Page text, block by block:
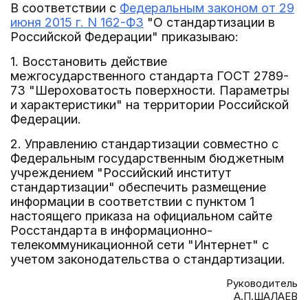
В соответствии с Федеральным законом от 29
июня 2015 г. N 162-ФЗ "О стандартизации в
Российской Федерации" приказываю:
1. Восстановить действие
межгосударственного стандарта ГОСТ 2789-
73 "Шероховатость поверхности. Параметры
и характеристики" на территории Российской
Федерации.
2. Управлению стандартизации совместно с
Федеральным государственным бюджетным
учреждением "Российский институт
стандартизации" обеспечить размещение
информации в соответствии с пунктом 1
настоящего приказа на официальном сайте
Росстандарта в информационно-
телекоммуникационной сети "Интернет" с
учетом законодательства о стандартизации.
Руководитель
А.П.ШАЛАЕВ